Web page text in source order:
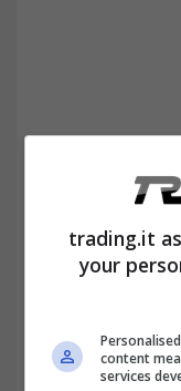
La principale
marijuana
presenza
trading.it
your
content
services